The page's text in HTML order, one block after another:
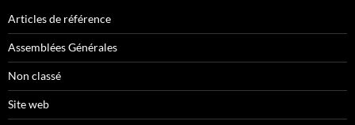
Articles de référence
Assemblées Générales
Non classé
Site web